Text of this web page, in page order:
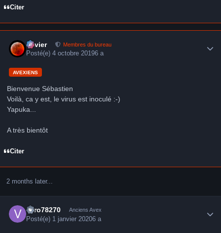
Citer
Xavier Membres du bureau
Posté(e)4 octobre 20196 a
AVEXIENS
Bienvenue Sébastien
Voilà, ca y est, le virus est inoculé :-)
Yapuka...
A très bientôt
Citer
2 months later...
vero78270 Anciens Avex
Posté(e) 1 janvier 20206 a